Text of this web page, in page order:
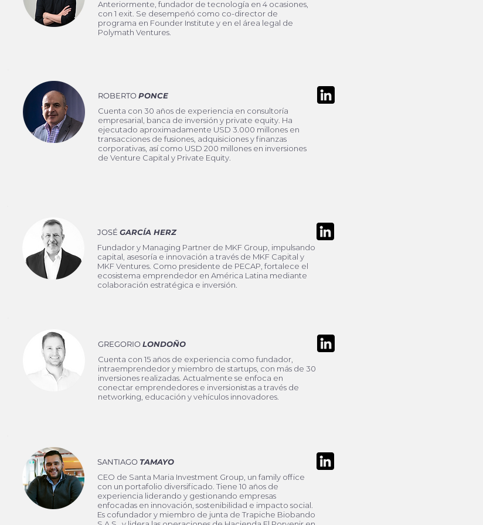
Anteriormente, fundador de tecnología en 4 ocasiones,
con 1 exit. Se desempeñó como co-director de
programa en Founder Institute y en el área legal de
Polymath Ventures.
ROBERTOPONCE
Cuenta con 30 años de experiencia en consultoría
empresarial, banca de inversión y private equity. Ha
ejecutado aproximadamente USD 3.000 millones en
transacciones de fusiones, adquisiciones y finanzas
corporativas, así como USD 200 millones en inversiones
de Venture Capital y Private Equity.
JOSÉ GARCÍA HERZ
Fundador y Managing Partner de MKF Group, impulsando
capital, asesoría e innovación a través de MKF Capital y
MKF Ventures. Como presidente de PECAP, fortalece el
ecosistema emprendedor en América Latina mediante
colaboración estratégica e inversión.
GREGORIOLONDOÑO
Cuenta con 15 años de experiencia como fundador,
intraemprendedor y miembro de startups, con más de 30
inversiones realizadas. Actualmente se enfoca en
conectar emprendedores e inversionistas a través de
networking, educación y vehículos innovadores.
SANTIAGO TAMAYO
CEO de Santa Maria Investment Group, un family office
con un portafolio diversificado. Tiene 10 años de
experiencia liderando y gestionando empresas
enfocadas en innovación, sostenibilidad e impacto social.
Es cofundador y miembro de junta de Trapiche Biobando